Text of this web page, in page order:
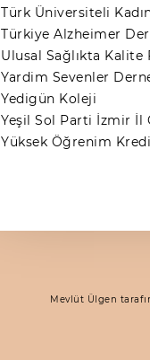
Türk Üniversiteli
Türkiye Alzheimer
Ulusal Sağlıkta Kalite
Yardim Sevenler
Yedigün Koleji
Yeşil Sol Parti İzmir İl
Yüksek Öğrenim
Mevlüt Ülgen